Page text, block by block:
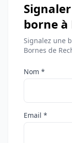
borne
Signalez une
Bornes de
Nom *
Email *